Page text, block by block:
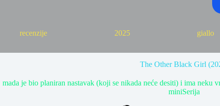
recenzije 2025 giallo
The Other Black Girl
mada je bio planiran nastavak (koji se nikada neće desiti) i ima neku
miniSerija